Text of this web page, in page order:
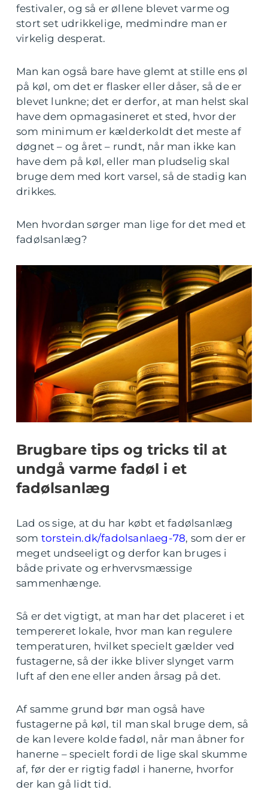
festivaler, og så er øllene blevet varme og
stort set udrikkelige, medmindre man er
virkelig desperat.
Man kan også bare have glemt at stille ens øl
på køl, om det er flasker eller dåser, så de er
blevet lunkne; det er derfor, at man helst skal
have dem opmagasineret et sted, hvor der
som minimum er kælderkoldt det meste af
døgnet – og året – rundt, når man ikke kan
have dem på køl, eller man pludselig skal
bruge dem med kort varsel, så de stadig kan
drikkes.
Men hvordan sørger man lige for det med et
fadølsanlæg?
Brugbare tips og tricks til at
undgå varme fadøl i et
fadølsanlæg
Lad os sige, at du har købt et fadølsanlæg
som torstein.dk/fadolsanlaeg-78, som der er
meget undseeligt og derfor kan bruges i
både private og erhvervsmæssige
sammenhænge.
Så er det vigtigt, at man har det placeret i et
tempereret lokale, hvor man kan regulere
temperaturen, hvilket specielt gælder ved
fustagerne, så der ikke bliver slynget varm
luft af den ene eller anden årsag på det.
Af samme grund bør man også have
fustagerne på køl, til man skal bruge dem, så
de kan levere kolde fadøl, når man åbner for
hanerne – specielt fordi de lige skal skumme
af, før der er rigtig fadøl i hanerne, hvorfor
der kan gå lidt tid.